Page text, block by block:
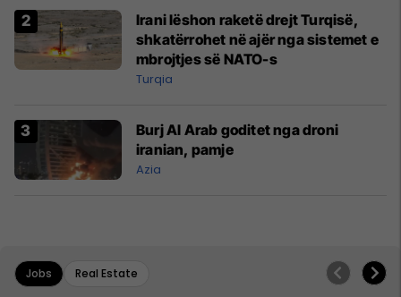
Irani lëshon raketë drejt Turqisë,
shkatërrohet në ajër nga sistemet e
mbrojtjes së NATO-s
Turqia
Burj Al Arab goditet nga droni
iranian, pamje
Azia
Jobs Real Estate